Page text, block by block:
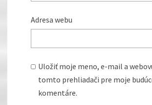
Adresa webu
Uložiť moje meno, e-mail a
tomto prehliadači pre moje
komentáre.